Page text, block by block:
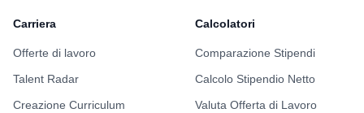
Carriera
Offerte di lavoro
Talent Radar
Creazione Curriculum
Calcolatori
Comparazione Stipendi
Calcolo Stipendio Netto
Valuta Offerta di Lavoro